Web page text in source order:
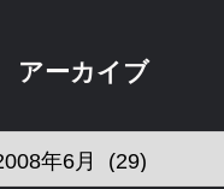
アーカイブ